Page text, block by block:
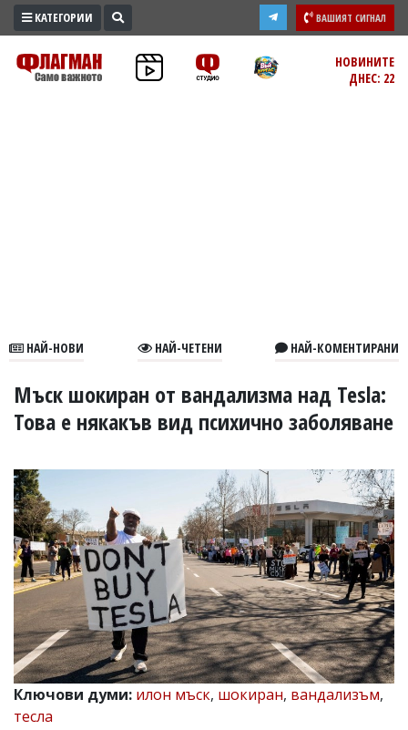
ПРОМО
ЗОНА
В
УКРАЙНА
РАЗСЛЕДВАНЕ
БИЗНЕС
ЮГ
Управители:
Веселин
Василев,
email:
v.vasilev@flagman.bg
Катя
Касабова,
еmail:k.kassabova@flagman.bg
Главен
КАТЕГОРИИ ВАШИЯТ СИГНАЛ
НОВИНИТЕ
ДНЕС: 22
НАЙ-НОВИ НАЙ-ЧЕТЕНИ НАЙ-КОМЕНТИРАНИ
Мъск шокиран от вандализма над Tesla:
Това е някакъв вид психично заболяване
Ключови думи: илон мъск, шокиран, вандализъм,
тесла